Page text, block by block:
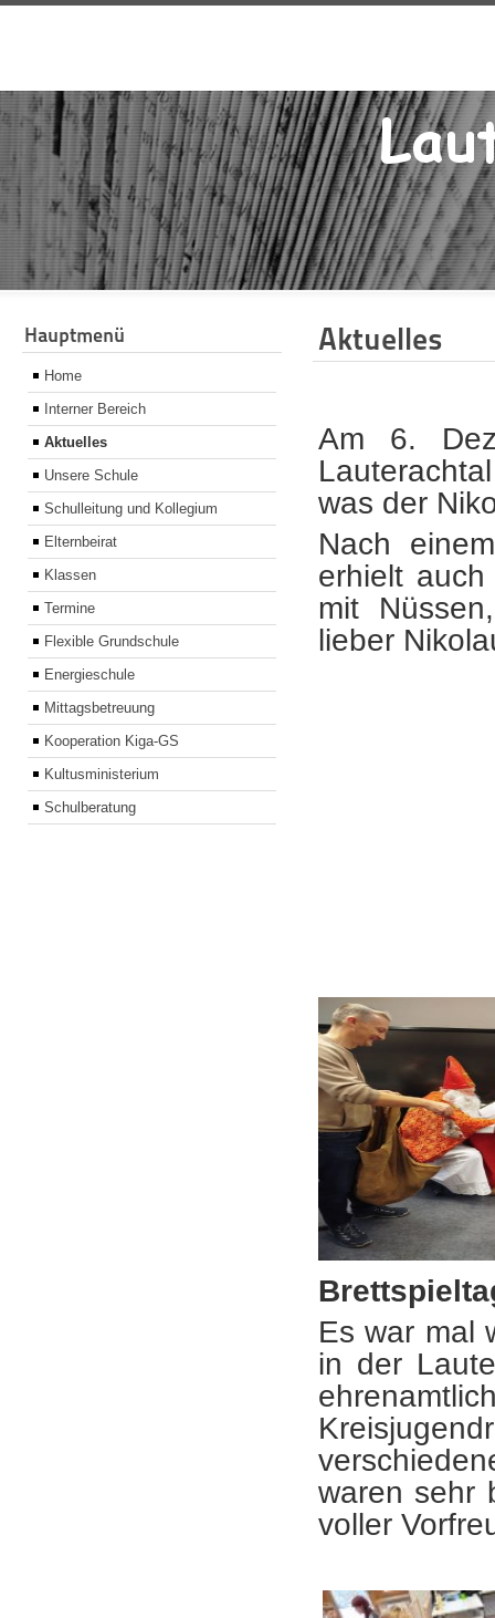
Hauptmenü
Home
Interner Bereich
Aktuelles
Unsere Schule
Schulleitung und Kollegium
Elternbeirat
Klassen
Termine
Flexible Grundschule
Energieschule
Mittagsbetreuung
Kooperation Kiga-GS
Kultusministerium
Schulberatung
Aktuelles
Am 6.
was der
Nach
erhielt
mit
lieber
Es war mal
in der
waren sehr
voller